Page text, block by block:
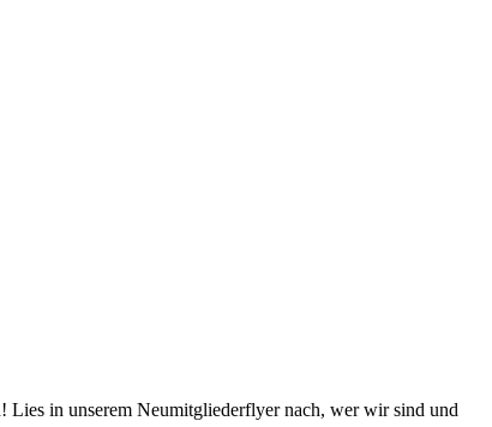
Lies in unserem Neumitgliederflyer nach, wer wir sind und